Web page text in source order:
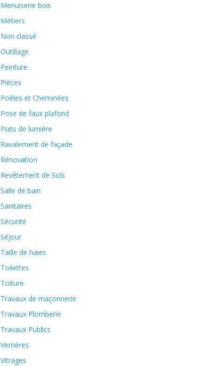
Menuiserie bois
Métiers
Non classé
Outillage
Peinture
Pièces
Poêles et Cheminées
Pose de faux plafond
Puits de lumière
Ravalement de façade
Rénovation
Revêtement de Sols
Salle de bain
Sanitaires
Sécurité
Séjour
Taille de haies
Toilettes
Toiture
Travaux de maçonnerie
Travaux Plomberie
Travaux Publics
Verrières
Vitrages